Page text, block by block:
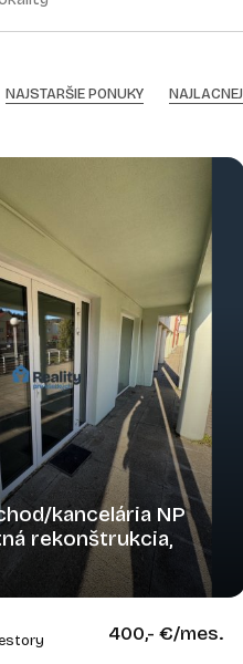
NAJSTARŠIE PONUKY
kancelária NP
rekonštrukcia,
400,- €/mes.